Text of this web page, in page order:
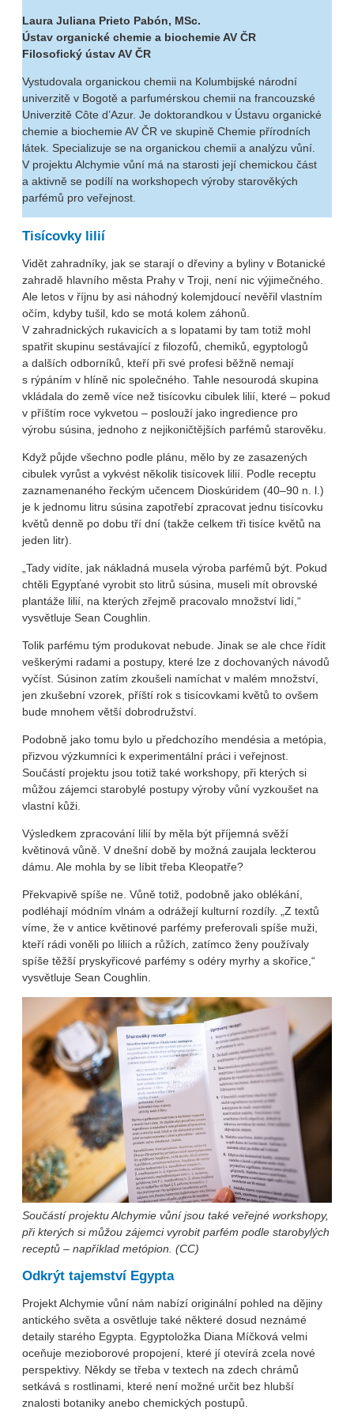
Laura Juliana Prieto Pabón, MSc.
Ústav organické chemie a biochemie AV ČR
Filosofický ústav AV ČR
Vystudovala organickou chemii na Kolumbijské národní
univerzitě v Bogotě a parfumérskou chemii na francouzské
Univerzitě Côte d’Azur. Je doktorandkou v Ústavu organické
chemie a biochemie AV ČR ve skupině Chemie přírodních
látek. Specializuje se na organickou chemii a analýzu vůní.
V projektu Alchymie vůní má na starosti její chemickou část
a aktivně se podílí na workshopech výroby starověkých
parfémů pro veřejnost.
Tisícovky lilií
Vidět zahradníky, jak se starají o dřeviny a byliny v Botanické
zahradě hlavního města Prahy v Troji, není nic výjimečného.
Ale letos v říjnu by asi náhodný kolemjdoucí nevěřil vlastním
očím, kdyby tušil, kdo se motá kolem záhonů.
V zahradnických rukavicích a s lopatami by tam totiž mohl
spatřit skupinu sestávající z filozofů, chemiků, egyptologů
a dalších odborníků, kteří při své profesi běžně nemají
s rýpáním v hlíně nic společného. Tahle nesourodá skupina
vkládala do země více než tisícovku cibulek lilií, které – pokud
v příštím roce vykvetou – poslouží jako ingredience pro
výrobu súsina, jednoho z nejikoničtějších parfémů starověku.
Když půjde všechno podle plánu, mělo by ze zasazených
cibulek vyrůst a vykvést několik tisícovek lilií. Podle receptu
zaznamenaného řeckým učencem Dioskúridem (40–90 n. l.)
je k jednomu litru súsina zapotřebí zpracovat jednu tisícovku
květů denně po dobu tří dní (takže celkem tři tisíce květů na
jeden litr).
„Tady vidíte, jak nákladná musela výroba parfémů být. Pokud
chtěli Egypťané vyrobit sto litrů súsina, museli mít obrovské
plantáže lilií, na kterých zřejmě pracovalo množství lidí,“
vysvětluje Sean Coughlin.
Tolik parfému tým produkovat nebude. Jinak se ale chce řídit
veškerými radami a postupy, které lze z dochovaných návodů
vyčíst. Súsinon zatím zkoušeli namíchat v malém množství,
jen zkušební vzorek, příští rok s tisícovkami květů to ovšem
bude mnohem větší dobrodružství.
Podobně jako tomu bylo u předchozího mendésia a metópia,
přizvou výzkumníci k experimentální práci i veřejnost.
Součástí projektu jsou totiž také workshopy, při kterých si
můžou zájemci starobylé postupy výroby vůní vyzkoušet na
vlastní kůži.
Výsledkem zpracování lilií by měla být příjemná svěží
květinová vůně. V dnešní době by možná zaujala leckterou
dámu. Ale mohla by se líbit třeba Kleopatře?
Překvapivě spíše ne. Vůně totiž, podobně jako oblékání,
podléhají módním vlnám a odrážejí kulturní rozdíly. „Z textů
víme, že v antice květinové parfémy preferovali spíše muži,
kteří rádi voněli po liliích a růžích, zatímco ženy používaly
spíše těžší pryskyřicové parfémy s odéry myrhy a skořice,“
vysvětluje Sean Coughlin.
Součástí projektu Alchymie vůní jsou také veřejné workshopy,
při kterých si můžou zájemci vyrobit parfém podle starobylých
receptů – například metópion. (CC)
Odkrýt tajemství Egypta
Projekt Alchymie vůní nám nabízí originální pohled na dějiny
antického světa a osvětluje také některé dosud neznámé
detaily starého Egypta. Egyptoložka Diana Míčková velmi
oceňuje mezioborové propojení, které jí otevírá zcela nové
perspektivy. Někdy se třeba v textech na zdech chrámů
setkává s rostlinami, které není možné určit bez hlubší
znalosti botaniky anebo chemických postupů.